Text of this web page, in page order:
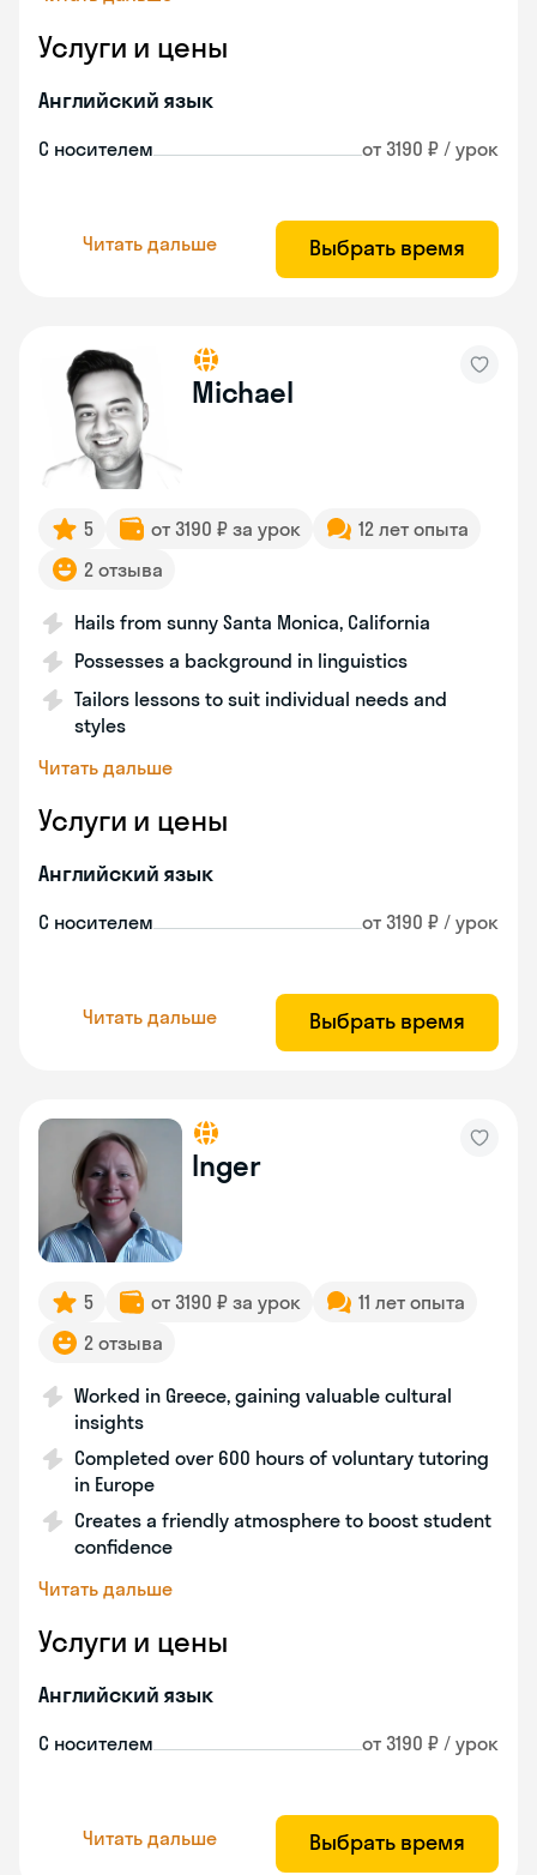
Услуги и цены
Английский язык
С носителем от 3190 ₽ / урок
Читать дальше Выбрать время
Michael
5 от 3190 ₽ за урок
12 лет опыта
2 отзыва
Hails from sunny Santa Monica, California
Possesses a background in linguistics
Tailors lessons to suit individual needs and
styles
Читать дальше
Услуги и цены
Английский язык
С носителем от 3190 ₽ / урок
Читать дальше Выбрать время
Inger
5 от 3190 ₽ за урок
11 лет опыта
2 отзыва
Worked in Greece, gaining valuable cultural
insights
Completed over 600 hours of voluntary tutoring
in Europe
Creates a friendly atmosphere to boost student
confidence
Читать дальше
Услуги и цены
Английский язык
С носителем от 3190 ₽ / урок
Читать дальше Выбрать время